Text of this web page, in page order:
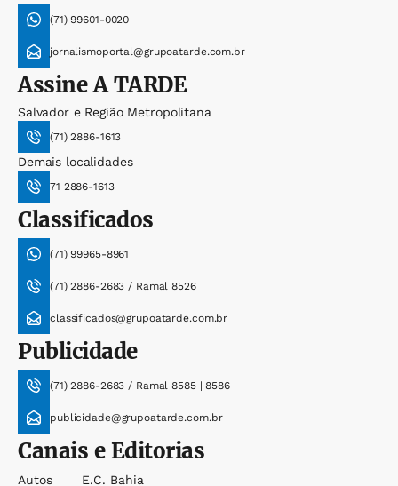
(71) 99601-0020
jornalismoportal@grupoatarde.com.br
AssineA TARDE
Salvador e Região Metropolitana
(71) 2886-1613
Demais localidades
71 2886-1613
Classificados
(71) 99965-8961
(71) 2886-2683 / Ramal 8526
classificados@grupoatarde.com.br
Publicidade
(71) 2886-2683 / Ramal 8585 | 8586
publicidade@grupoatarde.com.br
Canais e Editorias
Autos
E.c. Bahia